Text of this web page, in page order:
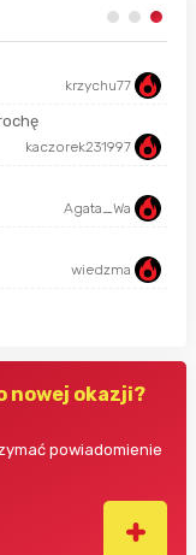
krzychu77
kaczorek231997
Agata_Wa
wiedzma
nowej okazji?
powiadomienie